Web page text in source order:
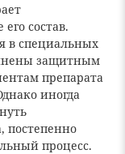
состав.
в специальных
защитным
препарата
иногда
постепенно
процесс.